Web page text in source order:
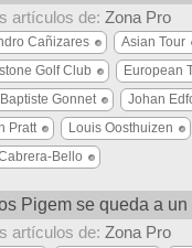
artículos de: Zona Pro
Cañizares Asian Tour
Golf Club
European
Gonnet
Johan
Pratt
Louis Oosthuizen
Bello
Pigem se queda a
artículos de: Zona Pro